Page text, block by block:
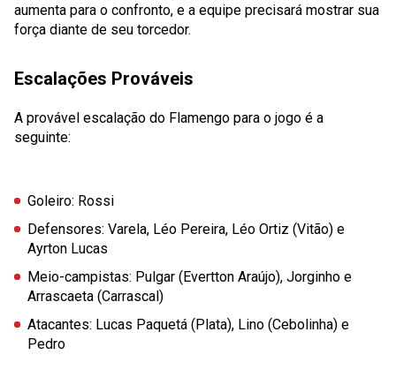
aumenta para o confronto, e a equipe precisará mostrar sua
força diante de seu torcedor.
Escalações Prováveis
A provável escalação do Flamengo para o jogo é a
seguinte:
Goleiro: Rossi
Defensores: Varela, Léo Pereira, Léo Ortiz (Vitão) e
Ayrton Lucas
Meio-campistas: Pulgar (Evertton Araújo), Jorginho e
Arrascaeta (Carrascal)
Atacantes: Lucas Paquetá (Plata), Lino (Cebolinha) e
Pedro